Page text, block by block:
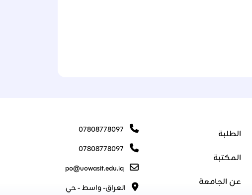
الطلبة
المكتبة
عن الجامعة
07808778097
07808778097
po@uowasit.edu.iq
العراق- واسط - حي